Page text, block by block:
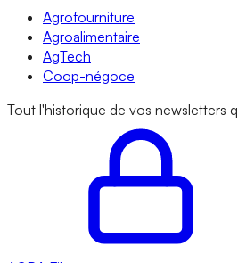
Agrofourniture
Agroalimentaire
AgTech
Coop-négoce
Tout l'historique de vos newsletters